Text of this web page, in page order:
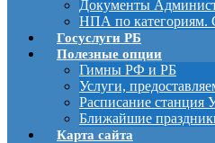
Документы
НПА по категориям.
Госуслуги РБ
Полезные опции
Гимны РФ и РБ
Услуги,
Расписание станция
Ближайшие
Карта сайта